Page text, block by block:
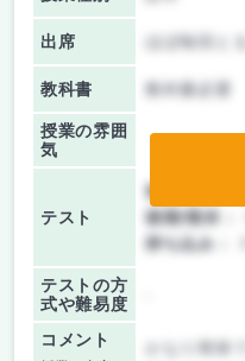
出席 ほぼ毎回とる
教科書 教科書必要
授業の雰囲
気
テスト
前期/中間：
後期/期末：
持ち込み：
テストの方
式や難易度
コメント